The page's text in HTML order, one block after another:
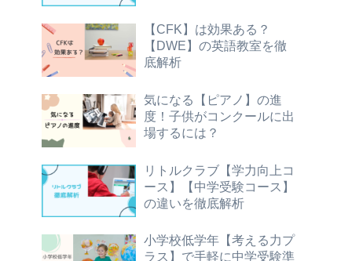
【CFK】は効果ある？
【DWE】の英語教室を徹
底解析
気になる【ピアノ】の進
度！子供がコンクールに出
場するには？
リトルクラブ【学力向上コ
ース】【中学受験コース】
の違いを徹底解析
小学校低学年【考える力プ
ラス】で手軽に中学受験準